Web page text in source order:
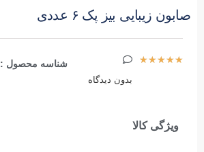
صابون زیبایی بیز پک ۶ عددی
★
★
★
★
★
بدون دیدگاه
شناسه محصول : 24468
ویژگی کالا